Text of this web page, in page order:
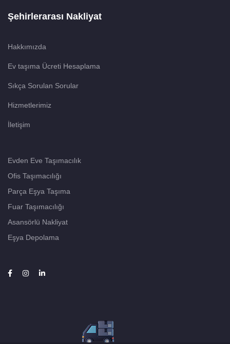
Şehirlerarası Nakliyat
Hakkımızda
Ev taşıma Ücreti Hesaplama
Sıkça Sorulan Sorular
Hizmetlerimiz
İletişim
Evden Eve Taşımacılık
Ofis Taşımacılığı
Parça Eşya Taşıma
Fuar Taşımacılığı
Asansörlü Nakliyat
Eşya Depolama